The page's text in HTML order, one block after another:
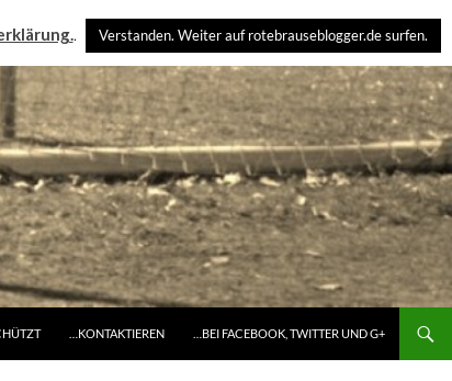
…KONTAKTIEREN …BEI FACEBOOK, TWITTER UND G+
. Verstanden. Weiter auf rotebrauseblogger.de surfen.